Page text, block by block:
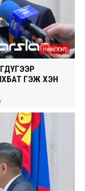
Нийслэл
ГЭЖ ХЭН